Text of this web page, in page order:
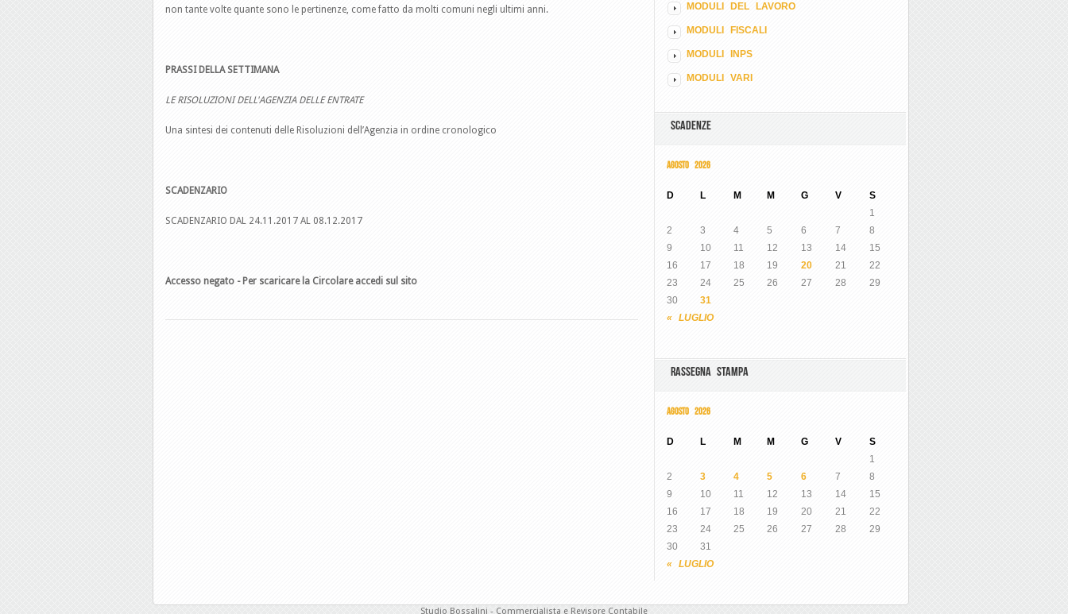
non tante volte quante sono le pertinenze, come fatto da molti comuni negli ultimi anni.
PRASSI DELLA SETTIMANA
LE RISOLUZIONI DELL'AGENZIA DELLE ENTRATE
Una sintesi dei contenuti delle Risoluzioni dell’Agenzia in ordine cronologico
SCADENZARIO
SCADENZARIO DAL 24.11.2017 AL 08.12.2017
Accesso negato - Per scaricare la Circolare accedi sul sito
MODULI DEL LAVORO
MODULI FISCALI
MODULI INPS
MODULI VARI
SCADENZE
AGOSTO 2026
D L M M G V S
« LUGLIO
1
2
3 4 5 6 7
8
9
10 11 12 13 14
15
16
17 18 19 20 21
22
23
24 25 26 27 28
29
30
31
RASSEGNA STAMPA
AGOSTO 2026
D L M M G V S
« LUGLIO
1
2
3 4 5 6 7
8
9
10 11 12 13 14
15
16
17 18 19 20 21
22
23
24 25 26 27 28
29
30
31
Studio Bossalini - Commercialista e Revisore Contabile